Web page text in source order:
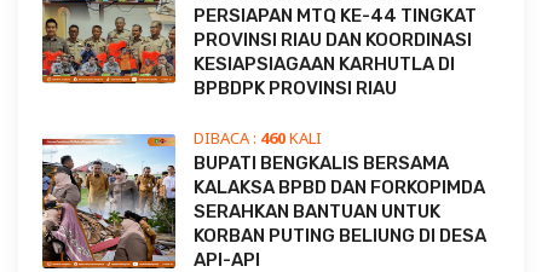
PERSIAPAN MTQ KE-44 TINGKAT
PROVINSI RIAU DAN KOORDINASI
KESIAPSIAGAAN KARHUTLA DI
BPBDPK PROVINSI RIAU
DIBACA : 460KALI
BUPATI BENGKALIS BERSAMA
KALAKSA BPBD DAN FORKOPIMDA
SERAHKAN BANTUAN UNTUK
KORBAN PUTING BELIUNG DI DESA
API-API